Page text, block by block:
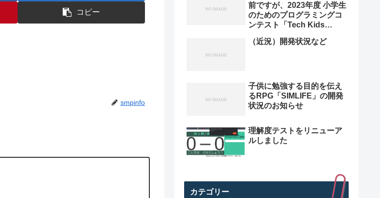
コピー
smpinfo
前ですが、2023年度 小学生
のためのプログラミングコ
ンテスト「Tech Kids
勝プレゼン動画を紹介。プ
（近況）開発状況など
子供に勉強する目的を伝え
るRPG「SIMLIFE」の開発
状況のお知らせ
理解度テストをリニューア
ルしました
カテゴリー